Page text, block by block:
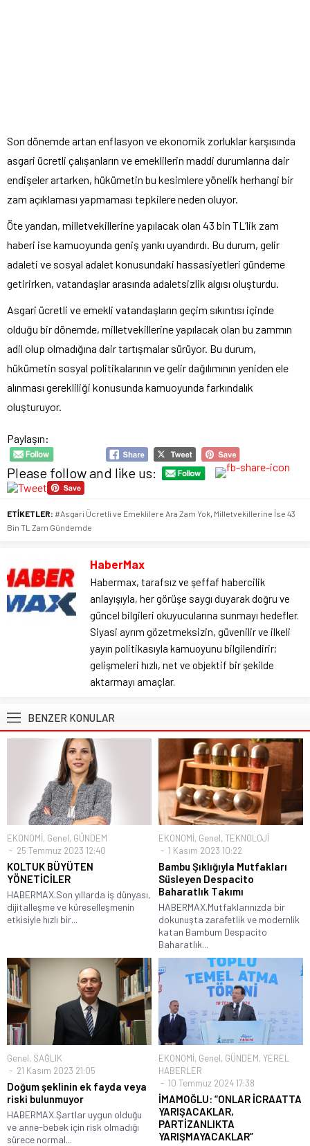
Son dönemde artan enflasyon ve ekonomik zorluklar karşısında
asgari ücretli çalışanların ve emeklilerin maddi durumlarına dair
endişeler artarken, hükümetin bu kesimlere yönelik herhangi bir
zam açıklaması yapmaması tepkilere neden oluyor.
Öte yandan, milletvekillerine yapılacak olan 43 bin TL’lik zam
haberi ise kamuoyunda geniş yankı uyandırdı. Bu durum, gelir
adaleti ve sosyal adalet konusundaki hassasiyetleri gündeme
getirirken, vatandaşlar arasında adaletsizlik algısı oluşturdu.
Asgari ücretli ve emekli vatandaşların geçim sıkıntısı içinde
olduğu bir dönemde, milletvekillerine yapılacak olan bu zammın
adil olup olmadığına dair tartışmalar sürüyor. Bu durum,
hükümetin sosyal politikalarının ve gelir dağılımının yeniden ele
alınması gerekliliği konusunda kamuoyunda farkındalık
oluşturuyor.
Paylaşın:
Please follow and like us:
ETİKETLER: #Asgari Ücretli ve Emeklilere Ara Zam Yok, Milletvekillerine İse 43
Bin TL Zam Gündemde
HaberMax
Habermax, tarafsız ve şeffaf habercilik
anlayışıyla, her görüşe saygı duyarak doğru ve
güncel bilgileri okuyucularına sunmayı hedefler.
Siyasi ayrım gözetmeksizin, güvenilir ve ilkeli
yayın politikasıyla kamuoyunu bilgilendirir;
gelişmeleri hızlı, net ve objektif bir şekilde
aktarmayı amaçlar.
BENZER KONULAR
EKONOMİ, Genel, GÜNDEM
25 Temmuz 2023 12:40
KOLTUK BÜYÜTEN
YÖNETİCİLER
HABERMAX.Son yıllarda iş dünyası,
dijitalleşme ve küreselleşmenin
etkisiyle hızlı bir...
EKONOMİ, Genel, TEKNOLOJİ
1 Kasım 2023 10:22
Bambu Şıklığıyla Mutfakları
Süsleyen Despacito
Baharatlık Takımı
HABERMAX.Mutfaklarınızda bir
dokunuşta zarafetlik ve modernlik
katan Bambum Despacito
Baharatlık...
Genel, SAĞLIK
21 Kasım 2023 21:05
Doğum şeklinin ek fayda veya
riski bulunmuyor
HABERMAX.Şartlar uygun olduğu
ve anne-bebek için risk olmadığı
sürece normal...
EKONOMİ, Genel, GÜNDEM, YEREL
HABERLER
10 Temmuz 2024 17:38
İMAMOĞLU: “ONLAR İCRAATTA
YARIŞACAKLAR,
PARTİZANLIKTA
YARIŞMAYACAKLAR”